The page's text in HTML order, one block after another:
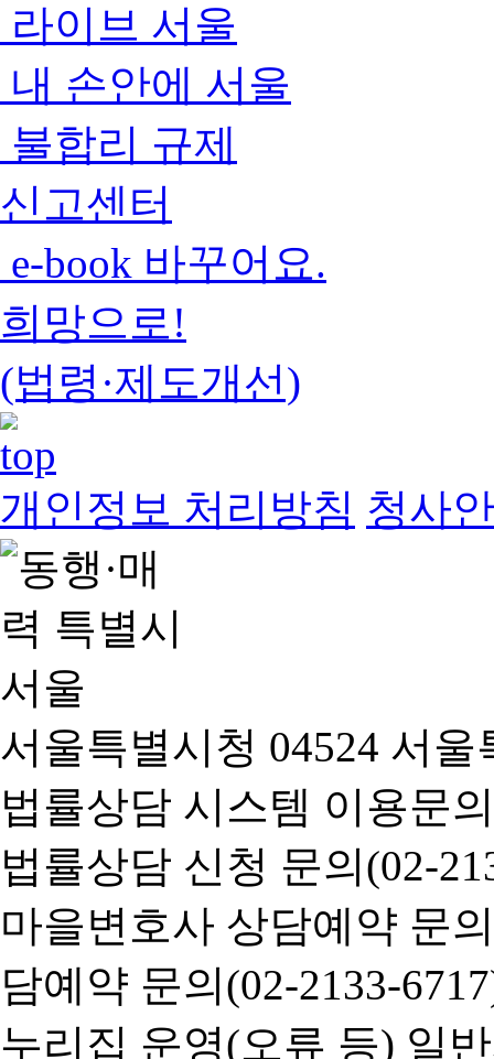
라이브 서울
내 손안에 서울
불합리 규제
신고센터
e-book 바꾸어요.
희망으로!
(법령·제도개선)
개인정보 처리방침 청사
서울특별시청 04524 서
법률상담 시스템 이용문
법률상담 신청 문의(02-
마을변호사 상담예약 문
담예약 문의(02-2133-
누리집 운영(오류 등) 일